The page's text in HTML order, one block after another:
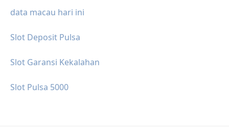
data macau hari ini
Slot Deposit Pulsa
Slot Garansi Kekalahan
Slot Pulsa 5000